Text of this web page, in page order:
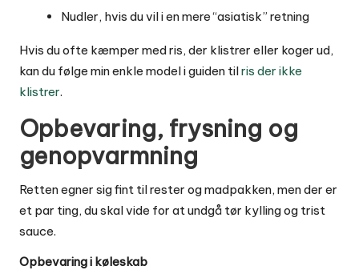
Nudler, hvis du vil i en mere “asiatisk” retning
Hvis du ofte kæmper med ris, der klistrer eller koger ud,
kan du følge min enkle model i guiden tilris der ikke
klistrer.
Opbevaring, frysning og
genopvarmning
Retten egner sig fint til rester og madpakken, men der er
et par ting, du skal vide for at undgå tør kylling og trist
sauce.
Opbevaring i køleskab